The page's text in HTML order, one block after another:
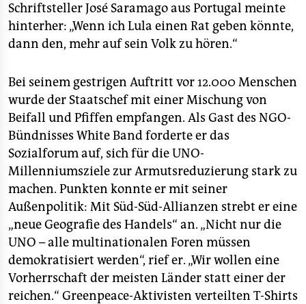
Schriftsteller José Saramago aus Portugal meinte
hinterher: „Wenn ich Lula einen Rat geben könnte,
dann den, mehr auf sein Volk zu hören.“
Bei seinem gestrigen Auftritt vor 12.000 Menschen
wurde der Staatschef mit einer Mischung von
Beifall und Pfiffen empfangen. Als Gast des NGO-
Bündnisses White Band forderte er das
Sozialforum auf, sich für die UNO-
Millenniumsziele zur Armutsreduzierung stark zu
machen. Punkten konnte er mit seiner
Außenpolitik: Mit Süd-Süd-Allianzen strebt er eine
„neue Geografie des Handels“ an. „Nicht nur die
UNO – alle multinationalen Foren müssen
demokratisiert werden“, rief er. „Wir wollen eine
Vorherrschaft der meisten Länder statt einer der
reichen.“ Greenpeace-Aktivisten verteilten T-Shirts